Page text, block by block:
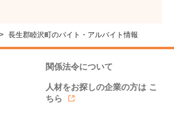
長生郡睦沢町のバイト・アルバイト情報
関係法令について
人材をお探しの企業の方は こ
ちら